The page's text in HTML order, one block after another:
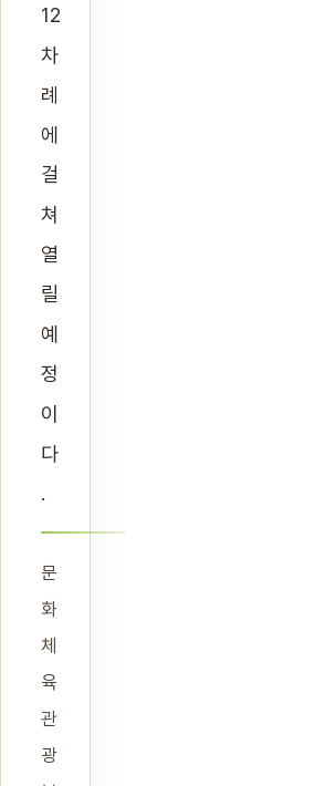
12
차
례
에
걸
쳐
열
릴
예
정
이
다
.
문
화
체
육
관
광